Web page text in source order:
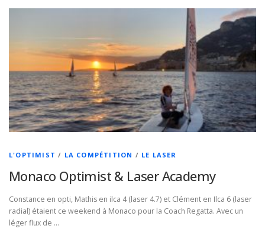
L'OPTIMIST / LA COMPÉTITION / LE LASER
Monaco Optimist & Laser Academy
Constance en opti, Mathis en ilca 4 (laser 4.7) et Clément en Ilca 6 (laser
radial) étaient ce weekend à Monaco pour la Coach Regatta. Avec un
léger flux de …